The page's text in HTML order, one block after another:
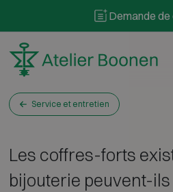
Demande de
Service et entretien
Les coffres-forts
bijouterie peuvent-